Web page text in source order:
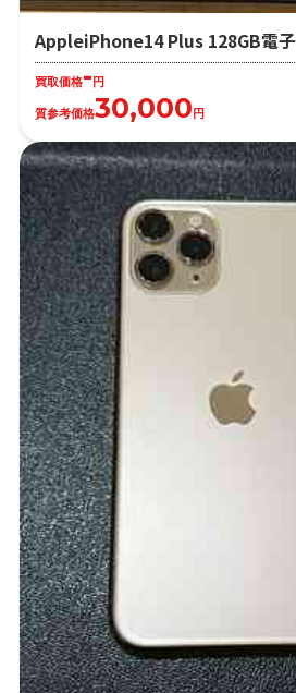
AppleiPhone14 Plus 128GB電
買取価格-円
質参考価格30,000円